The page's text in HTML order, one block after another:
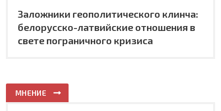
Заложники геополитического клинча:
белорусско-латвийские отношения в
свете пограничного кризиса
МНЕНИЕ